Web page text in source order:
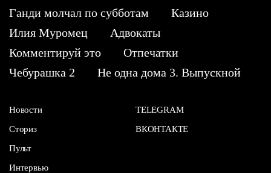
Ганди молчал по субботам
Казино
Илия Муромец
Адвокаты
Комментируй это
Отпечатки
Чебурашка 2
Не одна дома 3. Выпускной
Новости
Сториз
Пульт
Интервью
TELEGRAM
ВКОНТАКТЕ